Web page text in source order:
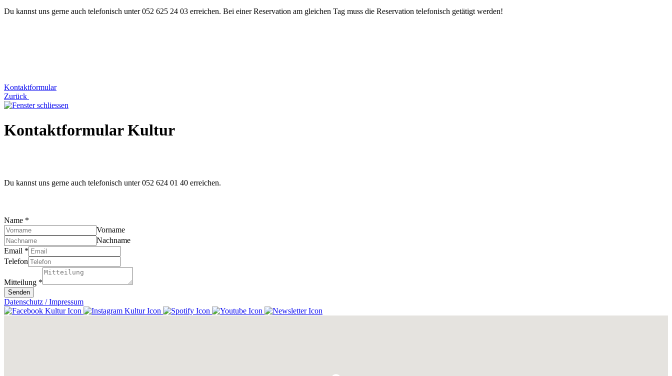
Du kannst uns gerne auch telefonisch unter 052 625 24 03 erreichen. Bei einer Reservation am gleichen Tag muss die Reservation telefonisch getätigt werden!
Kontaktformular
Zurück
Kontaktformular Kultur
Du kannst uns gerne auch telefonisch unter 052 624 01 40 erreichen.
Name *
Vorname
Nachname
Email *
Telefon
Mitteilung *
Senden
Datenschutz / Impressum